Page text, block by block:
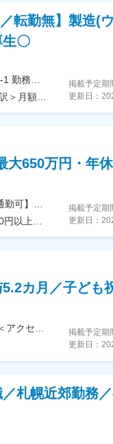
転勤無】製造(
〇
掲載予定期
更新日：
650万円・年休
掲載予定期
更新日：
カ月／子ども
掲載予定期
更新日：
札幌近郊勤務